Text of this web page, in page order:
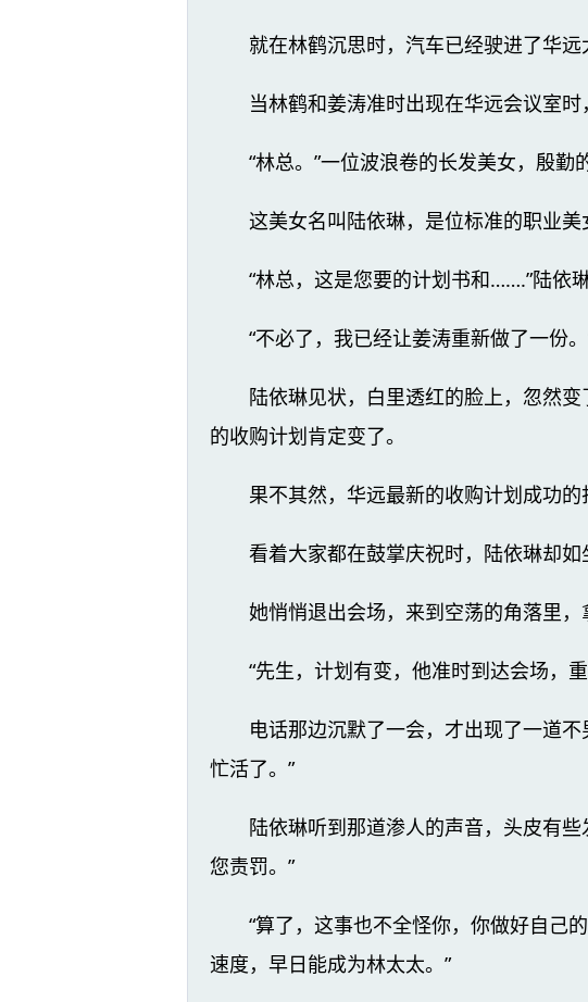
就在林鹤沉思时，汽车已经驶进了华远
当林鹤和姜涛准时出现在华远会议室时
“林总。”一位波浪卷的长发美女，殷勤
这美女名叫陆依琳，是位标准的职业
“林总，这是您要的计划书和…….”陆依
“不必了，我已经让姜涛重新做了一份
陆依琳见状，白里透红的脸上，忽然
的收购计划肯定变了。
果不其然，华远最新的收购计划成功
看着大家都在鼓掌庆祝时，陆依琳却如
她悄悄退出会场，来到空荡的角落里，
“先生，计划有变，他准时到达会场，
电话那边沉默了一会，才出现了一道
忙活了。”
陆依琳听到那道渗人的声音，头皮有
您责罚。”
“算了，这事也不全怪你，你做好自己
速度，早日能成为林太太。”